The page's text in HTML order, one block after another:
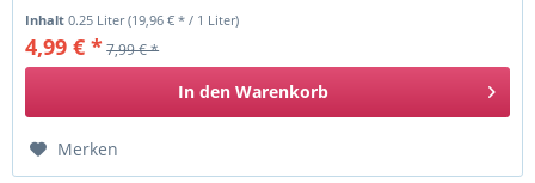
Inhalt0.25 Liter(19,96 € * / 1 Liter)
4,99 € *7,99 € *
In den Warenkorb
Merken